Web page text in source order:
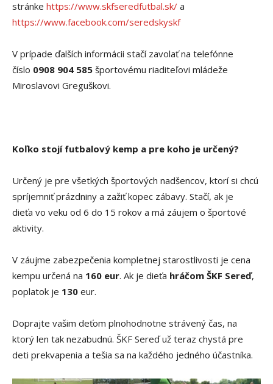
stránke https://www.skfseredfutbal.sk/ a
https://www.facebook.com/seredskyskf
V prípade ďalších informácii stačí zavolať na telefónne
číslo 0908 904 585 športovému riaditeľovi mládeže
Miroslavovi Greguškovi.
Koľko stojí futbalový kemp a pre koho je určený?
Určený je pre všetkých športových nadšencov, ktorí si chcú
spríjemniť prázdniny a zažiť kopec zábavy. Stačí, ak je
dieťa vo veku od 6 do 15 rokov a má záujem o športové
aktivity.
V záujme zabezpečenia kompletnej starostlivosti je cena
kempu určená na 160 eur. Ak je dieťa hráčom ŠKF Sereď,
poplatok je 130 eur.
Doprajte vašim deťom plnohodnotne strávený čas, na
ktorý len tak nezabudnú. ŠKF Sereď už teraz chystá pre
deti prekvapenia a tešia sa na každého jedného účastníka.